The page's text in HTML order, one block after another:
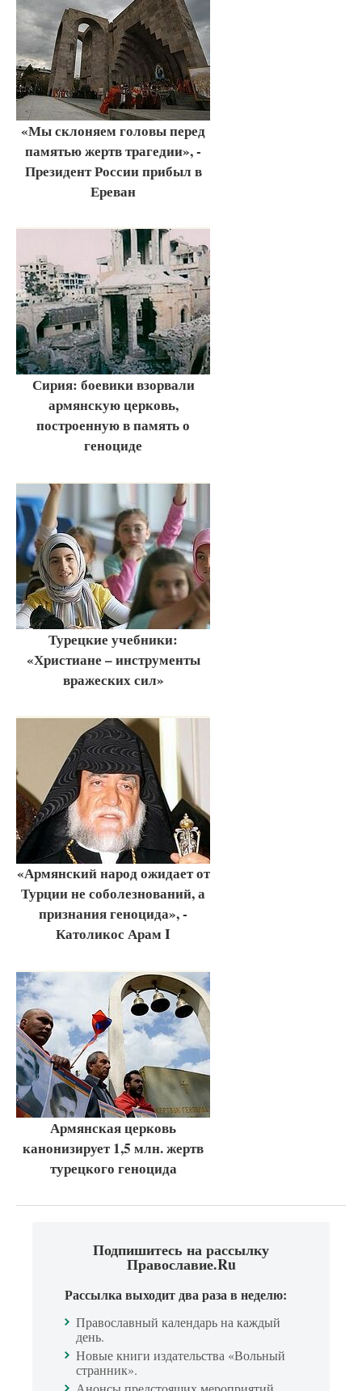
«Мы склоняем головы перед
памятью жертв трагедии», -
Президент России прибыл в
Ереван
Сирия: боевики взорвали
армянскую церковь,
построенную в память о
геноциде
Турецкие учебники:
«Христиане – инструменты
вражеских сил»
«Армянский народ ожидает от
Турции не соболезнований, а
признания геноцида», -
Католикос Арам I
Армянская церковь
канонизирует 1,5 млн. жертв
турецкого геноцида
Подпишитесь на рассылку
Православие.Ru
Рассылка выходит два раза в неделю:
Православный календарь на каждый
день.
Новые книги издательства «Вольный
странник».